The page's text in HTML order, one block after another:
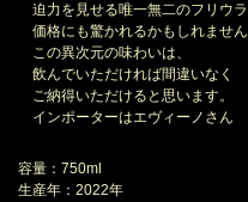
迫力を見せる唯一無二のフリウラ
価格にも驚かれるかもしれません
この異次元の味わいは、
飲んでいただければ間違いなく
ご納得いただけると思います。
インポーターはエヴィーノさん
容量：750ml
生産年：2022年